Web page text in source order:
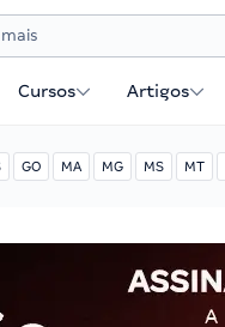
Cursos Artigos
GO MA MG MS MT